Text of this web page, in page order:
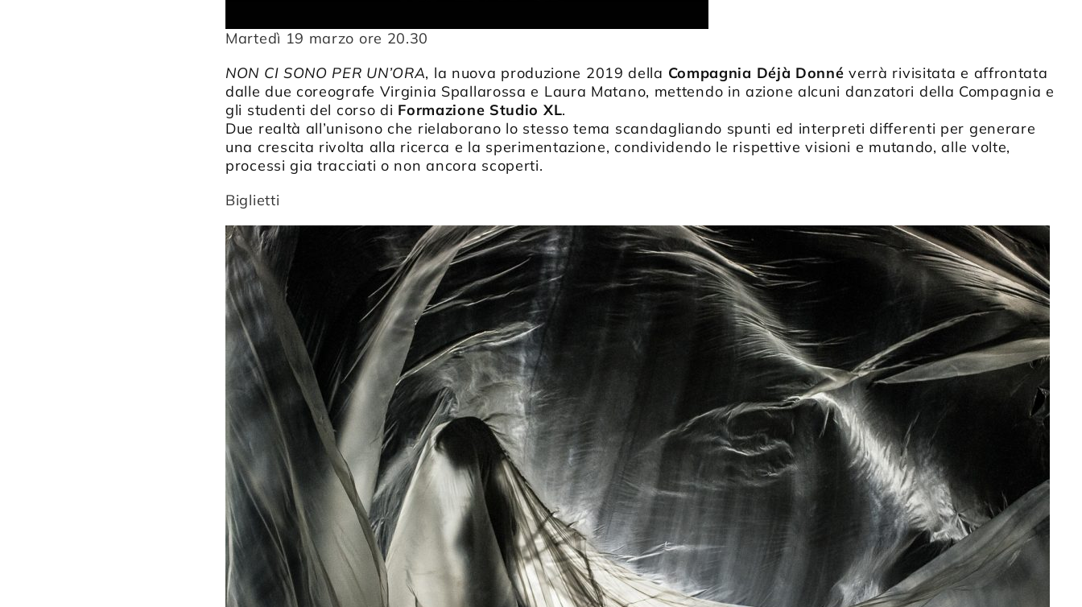
Martedì 19 marzo ore 20.30
NON CI SONO PER UN’ORA, la nuova produzione 2019 della Compagnia Déjà Donné verrà rivisitata e affrontata
dalle due coreografe Virginia Spallarossa e Laura Matano, mettendo in azione alcuni danzatori della Compagnia e
gli studenti del corso di Formazione Studio XL.
Due realtà all’unisono che rielaborano lo stesso tema scandagliando spunti ed interpreti differenti per generare
una crescita rivolta alla ricerca e la sperimentazione, condividendo le rispettive visioni e mutando, alle volte,
processi gia tracciati o non ancora scoperti.
Biglietti